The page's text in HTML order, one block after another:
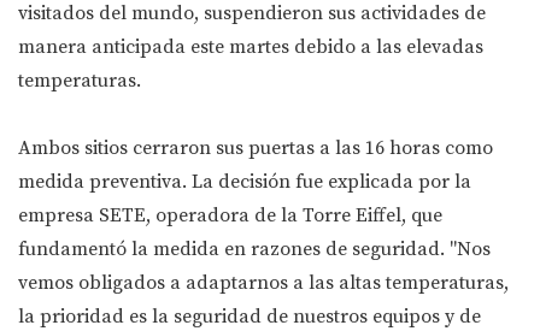
visitados del mundo, suspendieron sus actividades de
manera anticipada este martes debido a las elevadas
temperaturas.
Ambos sitios cerraron sus puertas a las 16 horas como
medida preventiva. La decisión fue explicada por la
empresa SETE, operadora de la Torre Eiffel, que
fundamentó la medida en razones de seguridad. "Nos
vemos obligados a adaptarnos a las altas temperaturas,
la prioridad es la seguridad de nuestros equipos y de